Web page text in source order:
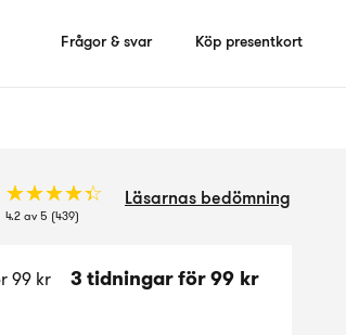
Köp presentkort
Frågor & svar
4.2 av 5 (439)
☆☆☆☆☆
★★★★★ Läsarnas bedömning
3 tidningar för 99 kr